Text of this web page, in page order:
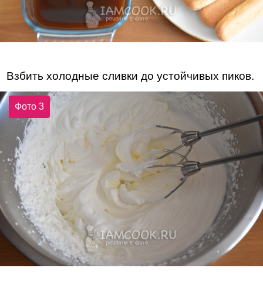
Взбить холодные сливки до устойчивых пиков.
Фото 3